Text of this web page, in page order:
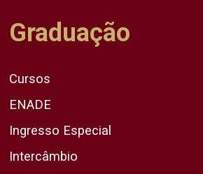
Graduação
Cursos
ENADE
Ingresso Especial
Intercâmbio